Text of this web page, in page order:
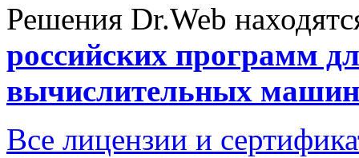
Решения Dr.Web
российских программ
вычислительных
Все лицензии и